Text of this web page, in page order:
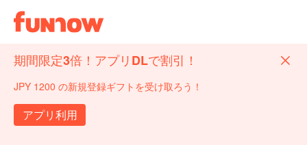
期間限定3倍！アプリDLで割引！
JPY 1200 の新規登録ギフトを受け取ろう！
アプリ利用